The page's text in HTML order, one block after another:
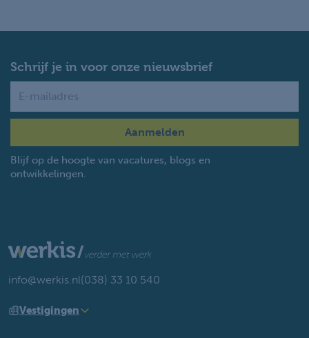
Schrijf je in voor onze nieuwsbrief
Blijf op de hoogte van vacatures, blogs en
ontwikkelingen.
info@werkis.nl(038) 33 10 540
Vestigingen